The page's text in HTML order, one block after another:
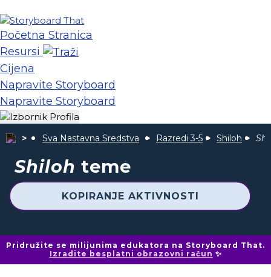
Početna Stranica
Resursi
Cijena
Napravite Storyboard
Napravite Storyboard
Sva Nastavna Sredstva Razredi 3-5 Shiloh
Shiloh teme
KOPIRANJE AKTIVNOSTI
Pridružite se milijunima edukatora na Storyboard That.
Izradite besplatni obrazovni račun ✨